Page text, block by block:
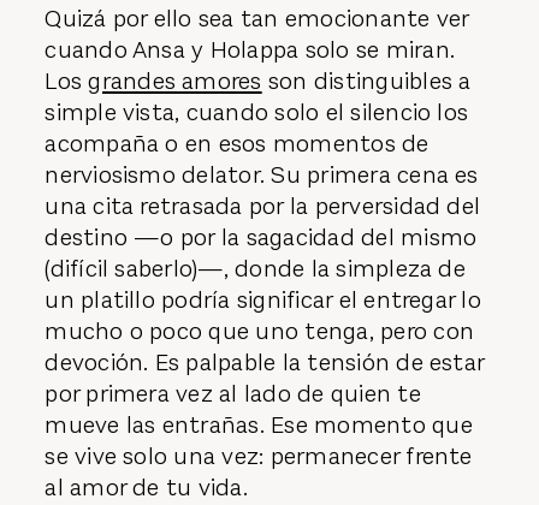
Quizá por ello sea tan emocionante ver
cuando Ansa y Holappa solo se miran.
Losgrandes amores son distinguibles a
simple vista, cuando solo el silencio los
acompaña o en esos momentos de
nerviosismo delator. Su primera cena es
una cita retrasada por la perversidad del
destino —o por la sagacidad del mismo
(difícil saberlo)—, donde la simpleza de
un platillo podría significar el entregar lo
mucho o poco que uno tenga, pero con
devoción. Es palpable la tensión de estar
por primera vez al lado de quien te
mueve las entrañas. Ese momento que
se vive solo una vez: permanecer frente
al amor de tu vida.